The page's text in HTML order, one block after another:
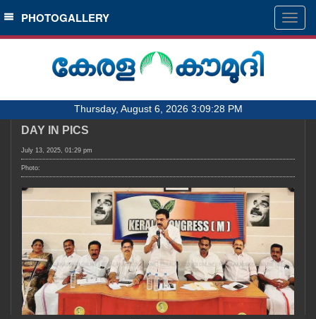
SECTIONS
HOME
NOTIFIED NEWS
KERALA
OBITUARY
NEWS 360
PHOTOGALLERY
Thursday, August 6, 2026 3:09:28 PM
DAY IN PICS
July 13, 2025, 01:29 pm
Photo: